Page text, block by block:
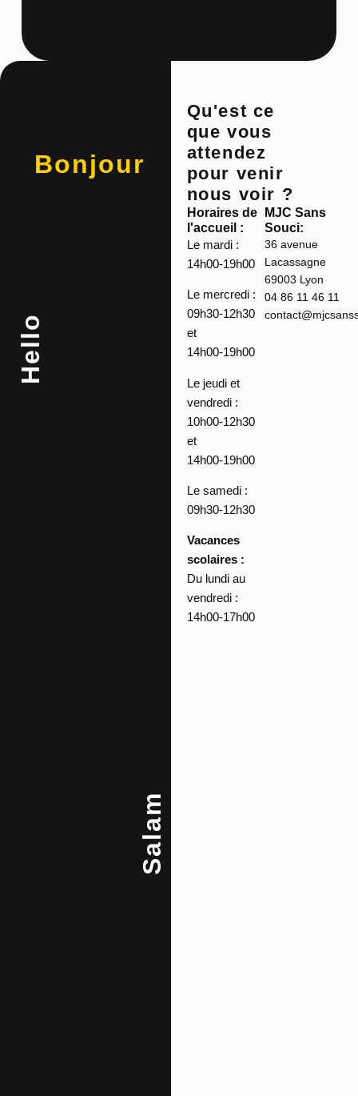
Qu'est ce
que vous
attendez
pour venir
nous voir ?
Horaires de
l'accueil :
Le mardi :
14h00-19h00
Le mercredi :
09h30-12h30
et
14h00-19h00
Le jeudi et
vendredi :
10h00-12h30
et
14h00-19h00
Le samedi :
09h30-12h30
Vacances
scolaires :
Du lundi au
vendredi :
14h00-17h00
MJC Sans
Souci:
36 avenue
Lacassagne
69003 Lyon
04 86 11 46 11
Bonjour
Hello
Salam